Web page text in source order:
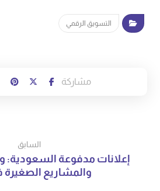
التسويق الرقمي
السابق
إعلانات مدفوعة السعودية:
والمشاريع الصغيرة في